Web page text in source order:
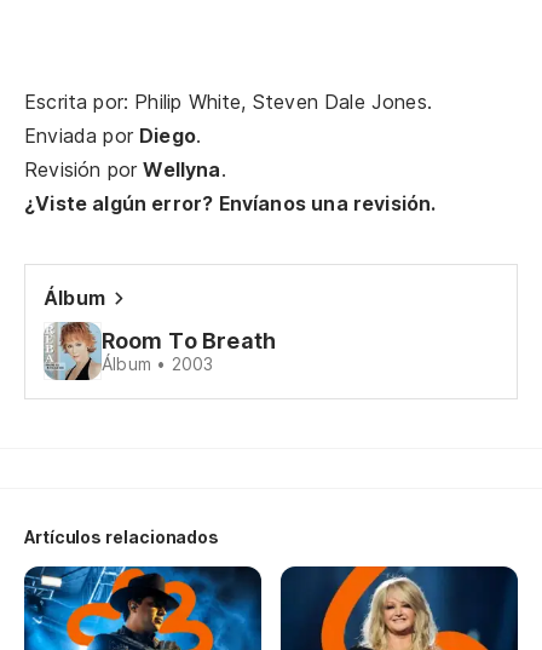
Escrita por: Philip White, Steven Dale Jones.
Enviada por Diego.
Revisión porWellyna.
¿Viste algún error? Envíanos una revisión.
Álbum
Room To Breath
Álbum • 2003
Artículos relacionados